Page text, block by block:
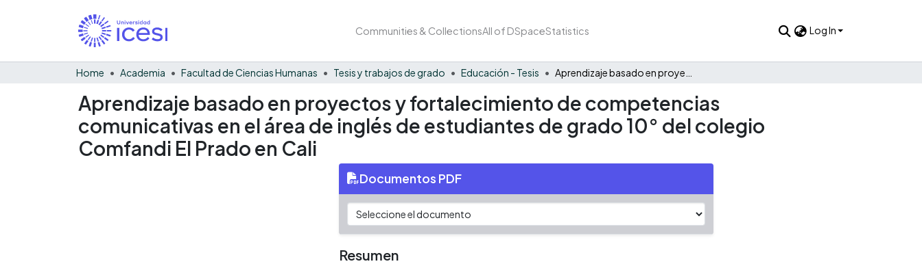
Communities & CollectionsAll of DSpaceStatistics Log In
Home Academia Facultad de Ciencias Humanas Tesis y trabajos de grado Educación - Tesis
Aprendizaje basado en proyectos y fortalecimiento de competencias
comunicativas en el área de inglés de estudiantes de grado 10° del colegio
Comfandi El Prado en Cali
Documentos PDF
Resumen